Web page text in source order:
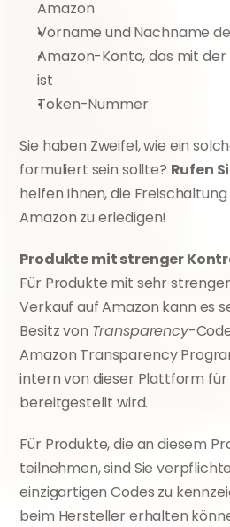
Amazon
Vorname und Nachname
Amazon-Konto, das mit
ist
Token-Nummer
Sie haben Zweifel, wie ein
formuliert sein sollte? Rufen
helfen Ihnen, die
Amazon zu erledigen!
Produkte mit strenger
Für Produkte mit sehr
Verkauf auf Amazon kann es
Besitz von Transparency-
Amazon Transparency
intern von dieser Plattform für
bereitgestellt wird.
Für Produkte, die an diesem
teilnehmen, sind Sie
einzigartigen Codes zu
beim Hersteller erhalten